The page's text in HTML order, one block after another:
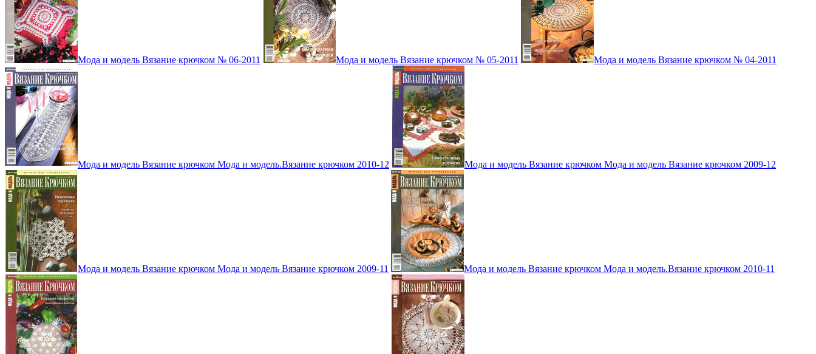
Мода и модель Вязание крючком № 06-2011 Мода и модель Вязание крючком № 05-2011 Мода и модель Вязание крючком № 04-2011
Мода и модель Вязание крючком Мода и модель.Вязание крючком 2010-12 Мода и модель Вязание крючком Мода и модель Вязание крючком 2009-12
Мода и модель Вязание крючком Мода и модель Вязание крючком 2009-11 Мода и модель Вязание крючком Мода и модель.Вязание крючком 2010-11